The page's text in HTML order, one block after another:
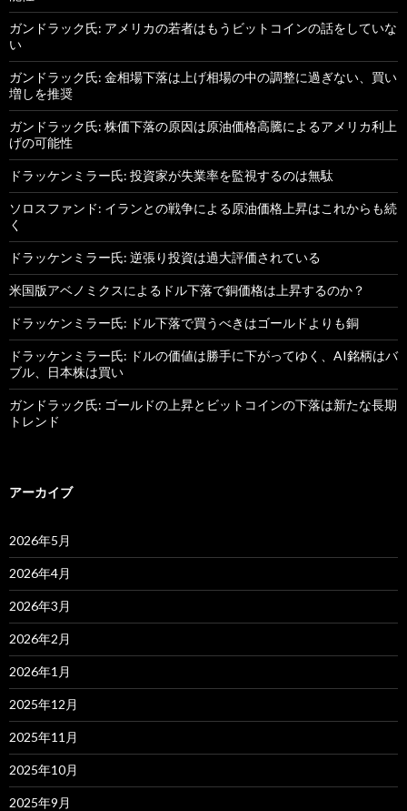
ガンドラック氏: アメリカの若者はもうビットコインの話をしていな
い
ガンドラック氏: 金相場下落は上げ相場の中の調整に過ぎない、買い
増しを推奨
ガンドラック氏: 株価下落の原因は原油価格高騰によるアメリカ利上
げの可能性
ドラッケンミラー氏: 投資家が失業率を監視するのは無駄
ソロスファンド: イランとの戦争による原油価格上昇はこれからも続
く
ドラッケンミラー氏: 逆張り投資は過大評価されている
米国版アベノミクスによるドル下落で銅価格は上昇するのか？
ドラッケンミラー氏: ドル下落で買うべきはゴールドよりも銅
ドラッケンミラー氏: ドルの価値は勝手に下がってゆく、AI銘柄はバ
ブル、日本株は買い
ガンドラック氏: ゴールドの上昇とビットコインの下落は新たな長期
トレンド
アーカイブ
2026年5月
2026年4月
2026年3月
2026年2月
2026年1月
2025年12月
2025年11月
2025年10月
2025年9月